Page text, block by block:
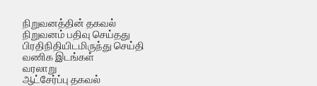
நிறுவனத்தின் தகவல்
நிறுவனம் பதிவு செய்தது
பிரதிநிதியிடமிருந்து செய்தி
வணிக இடங்கள்
வரலாறு
ஆட்சேர்ப்பு தகவல்